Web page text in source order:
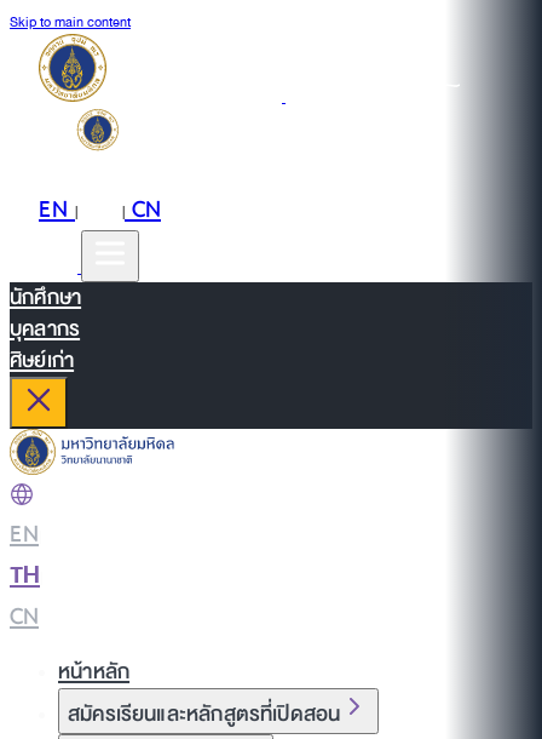
Skip to main content
EN| |CN
นักศึกษา
บุคลากร
ศิษย์เก่า
EN
TH
CN
หน้าหลัก
สมัครเรียนและหลักสูตรที่เปิดสอน